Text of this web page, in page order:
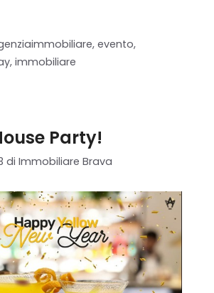
,evento,
, immobiliare
Party!
di Immobiliare Brava